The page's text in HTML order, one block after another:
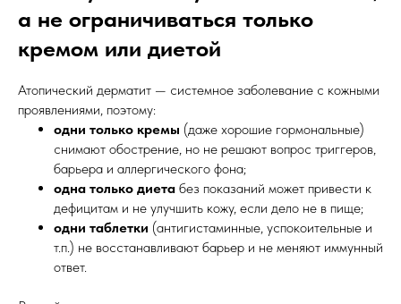
а не ограничиваться только
кремом или диетой
Атопический дерматит — системное заболевание с кожными
проявлениями, поэтому:
одни только кремы (даже хорошие гормональные)
снимают обострение, но не решают вопрос триггеров,
барьера и аллергического фона;
одна только диета без показаний может привести к
дефицитам и не улучшить кожу, если дело не в пище;
одни таблетки (антигистаминные, успокоительные и
т.п.) не восстанавливают барьер и не меняют иммунный
ответ.